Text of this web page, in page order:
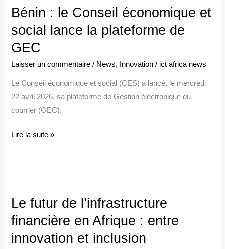
Bénin : le Conseil économique et
social lance la plateforme de
GEC
Laisser un commentaire / News, Innovation / ict africa news
Le Conseil économique et social (CES) a lancé, le mercredi
22 avril 2026, sa plateforme de Gestion électronique du
courrier (GEC).
Conseil
économique
social
lance
la
plateforme
de
Lire la suite »
Le futur de l’infrastructure
financière en Afrique : entre
innovation et inclusion
l’infrastructure
en